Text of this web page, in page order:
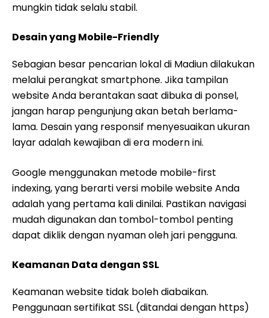
mungkin tidak selalu stabil.
Desain yang Mobile-Friendly
Sebagian besar pencarian lokal di Madiun dilakukan
melalui perangkat smartphone. Jika tampilan
website Anda berantakan saat dibuka di ponsel,
jangan harap pengunjung akan betah berlama-
lama. Desain yang responsif menyesuaikan ukuran
layar adalah kewajiban di era modern ini.
Google menggunakan metode mobile-first
indexing, yang berarti versi mobile website Anda
adalah yang pertama kali dinilai. Pastikan navigasi
mudah digunakan dan tombol-tombol penting
dapat diklik dengan nyaman oleh jari pengguna.
Keamanan Data dengan SSL
Keamanan website tidak boleh diabaikan.
Penggunaan sertifikat SSL (ditandai dengan https)